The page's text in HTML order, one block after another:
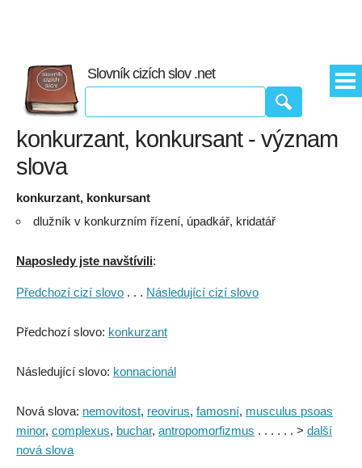
Slovník cizích slov .net
konkurzant, konkursant - význam
slova
konkurzant, konkursant
dlužník v konkurzním řízení, úpadkář, kridatář
Naposledy jste navštívili:
Předchozí cizí slovo . . . Následující cizí slovo
Předchozí slovo: konkurzant
Následující slovo: konnacionál
Nová slova: nemovitost, reovirus, famosní, musculus psoas
minor, complexus, buchar, antropomorfizmus . . . . . . > další
nová slova